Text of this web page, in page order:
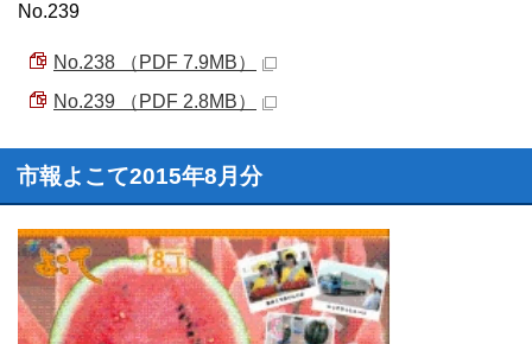
No.239
No.238 （PDF 7.9MB）
No.239 （PDF 2.8MB）
市報よこて2015年8月分